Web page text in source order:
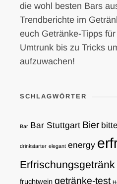
die wohl besten Bars
Trendberichte im
euch Getränke-Tipps
Umtrunk bis zu Tricks
aufzuwachen!
SCHLAGWÖRTER
Bar Bar Stuttgart Bier
drinkstarter elegant energy
Erfrischungsgetränk
fruchtwein getränke-test